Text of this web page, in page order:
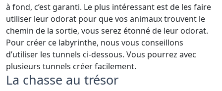
à fond, c’est garanti. Le plus intéressant est de les faire
utiliser leur odorat pour que vos animaux trouvent le
chemin de la sortie, vous serez étonné de leur odorat.
Pour créer ce labyrinthe, nous vous conseillons
d’utiliser les tunnels ci-dessous. Vous pourrez avec
plusieurs tunnels créer facilement.
La chasse au trésor